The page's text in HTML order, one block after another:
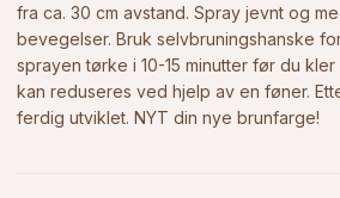
fra ca. 30 cm avstand. Spray jevnt og
bevegelser. Bruk selvbruningshanske
sprayen tørke i 10-15 minutter før du
kan reduseres ved hjelp av en føner.
ferdig utviklet. NYT din nye brunfarge!